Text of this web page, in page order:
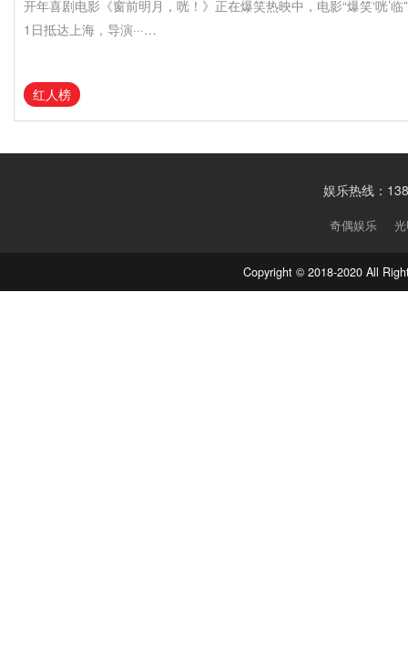
开年喜剧电影《窗前明月，咣！》正在爆笑热映中，电影“爆笑‘咣’
1日抵达上海，导演···…
红人榜
娱乐热线：
奇偶娱乐
Copyright © 2018-2020 All